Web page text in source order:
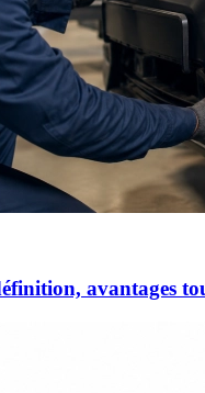
avantages